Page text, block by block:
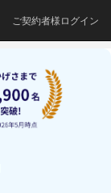
ご契約者様ログイン